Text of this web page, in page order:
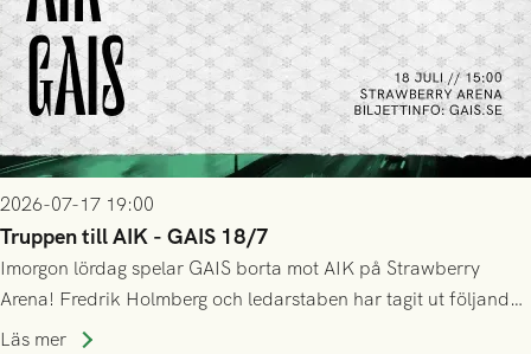
2026-07-17 19:00
Truppen till AIK - GAIS 18/7
Imorgon lördag spelar GAIS borta mot AIK på Strawberry
Arena! Fredrik Holmberg och ledarstaben har tagit ut följande
trupp till matchen:
Läs mer